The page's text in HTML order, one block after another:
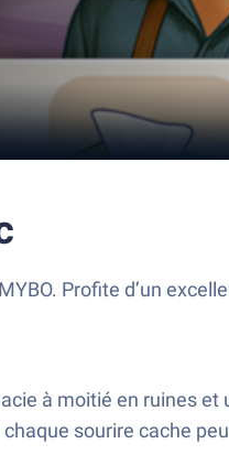
Profite d’un
à moitié en ruines et
sourire cache